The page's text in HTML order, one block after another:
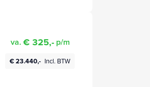
va. € 325,- p/m
€ 23.440,- Incl. BTW